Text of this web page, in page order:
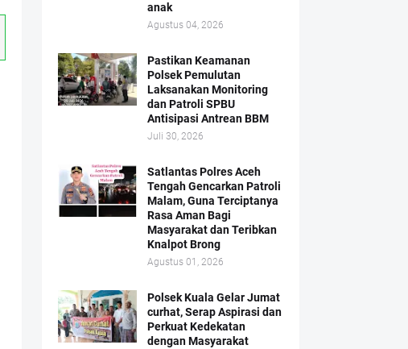
anak
Agustus 04, 2026
Pastikan Keamanan
Polsek Pemulutan
Laksanakan Monitoring
dan Patroli SPBU
Antisipasi Antrean BBM
Juli 30, 2026
Satlantas Polres Aceh
Tengah Gencarkan Patroli
Malam, Guna Terciptanya
Rasa Aman Bagi
Masyarakat dan Teribkan
Knalpot Brong
Agustus 01, 2026
Polsek Kuala Gelar Jumat
curhat, Serap Aspirasi dan
Perkuat Kedekatan
dengan Masyarakat